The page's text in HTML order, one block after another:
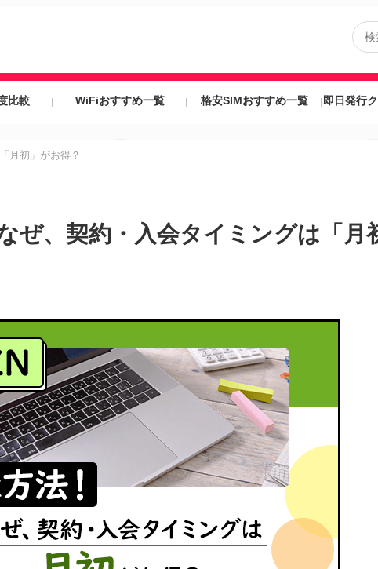
比較 WiFiおすすめ一覧 格安SIMおすすめ一覧 即日発行
月初」がお得？
ぜ、契約・入会タイミングは「月